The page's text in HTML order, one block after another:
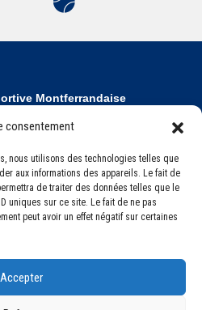
consentement
nous utilisons des technologies telles que
aux informations des appareils. Le fait de
de traiter des données telles que le
uniques sur ce site. Le fait de ne pas
peut avoir un effet négatif sur certaines
Accepter
Montferrandaise
Ferrand Cedex 2
(0) 4 51 11 00 20
omnisports.com